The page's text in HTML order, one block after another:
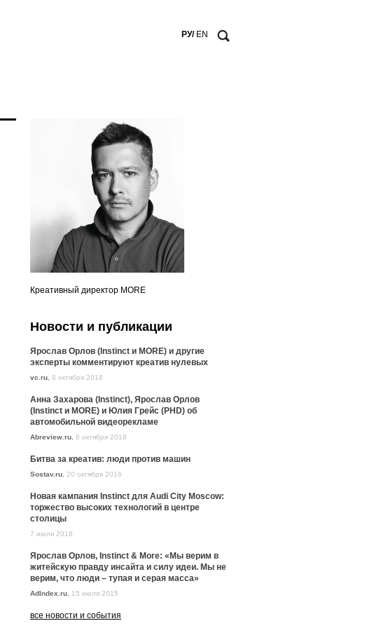
РУ/ EN
Креативный директор MORE
Новости и публикации
Ярослав Орлов (Instinct и MORE) и другие
эксперты комментируют креатив нулевых
vc.ru 8 октября 2018
Анна Захарова (Instinct), Ярослав Орлов
(Instinct и MORE) и Юлия Грейс (PHD) об
автомобильной видеорекламе
Abreview.ru 8 октября 2018
Битва за креатив: люди против машин
Sostav.ru 20 октября 2016
Новая кампания Instinct для Audi City Moscow:
торжество высоких технологий в центре
столицы
7 июля 2016
Ярослав Орлов, Instinct & More: «Мы верим в
житейскую правду инсайта и силу идеи. Мы не
верим, что люди – тупая и серая масса»
AdIndex.ru 15 июля 2015
все новости и события